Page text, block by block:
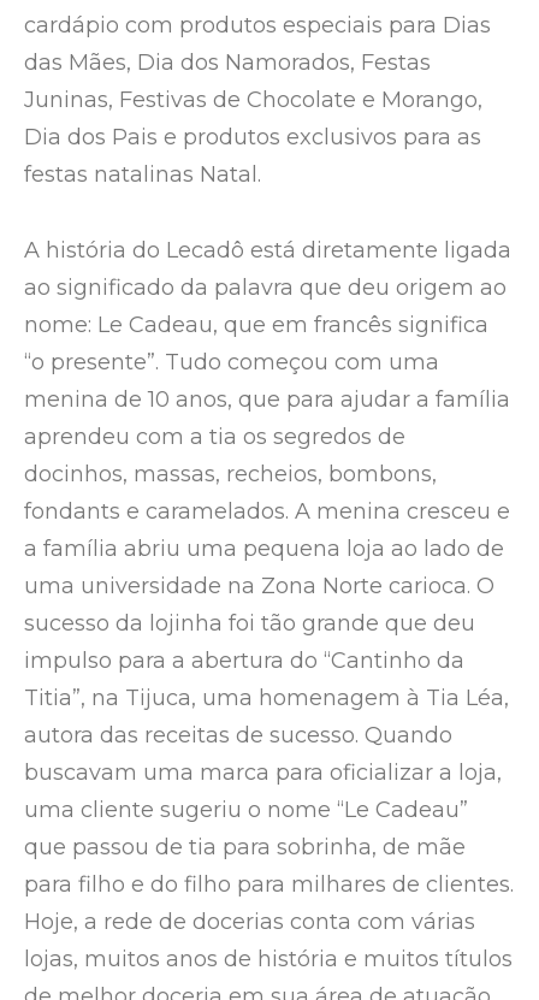
cardápio com produtos especiais para Dias
das Mães, Dia dos Namorados, Festas
Juninas, Festivas de Chocolate e Morango,
Dia dos Pais e produtos exclusivos para as
festas natalinas Natal.
A história do Lecadô está diretamente ligada
ao significado da palavra que deu origem ao
nome: Le Cadeau, que em francês significa
“o presente”. Tudo começou com uma
menina de 10 anos, que para ajudar a família
aprendeu com a tia os segredos de
docinhos, massas, recheios, bombons,
fondants e caramelados. A menina cresceu e
a família abriu uma pequena loja ao lado de
uma universidade na Zona Norte carioca. O
sucesso da lojinha foi tão grande que deu
impulso para a abertura do “Cantinho da
Titia”, na Tijuca, uma homenagem à Tia Léa,
autora das receitas de sucesso. Quando
buscavam uma marca para oficializar a loja,
uma cliente sugeriu o nome “Le Cadeau”
que passou de tia para sobrinha, de mãe
para filho e do filho para milhares de clientes.
Hoje, a rede de docerias conta com várias
lojas, muitos anos de história e muitos títulos